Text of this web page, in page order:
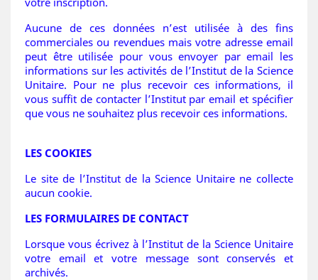
Aucune de ces données n’est utilisée à des fins
commerciales ou revendues mais votre adresse email
peut être utilisée pour vous envoyer par email les
informations sur les activités de l’Institut de la Science
Unitaire. Pour ne plus recevoir ces informations, il
vous suffit de contacter l’Institut par email et spécifier
que vous ne souhaitez plus recevoir ces informations.
LES COOKIES
Le site de l’Institut de la Science Unitaire ne collecte
aucun cookie.
LES FORMULAIRES DE CONTACT
Lorsque vous écrivez à l’Institut de la Science Unitaire
votre email et votre message sont conservés et
archivés.